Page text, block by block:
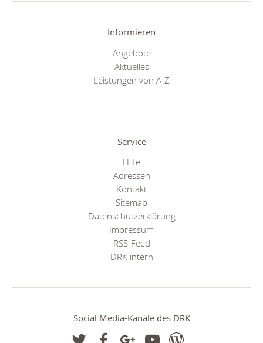
Informieren
Angebote
Aktuelles
Leistungen von A-Z
Service
Hilfe
Adressen
Kontakt
Sitemap
Datenschutzerklärung
Impressum
RSS-Feed
DRK intern
Social Media-Kanäle des DRK